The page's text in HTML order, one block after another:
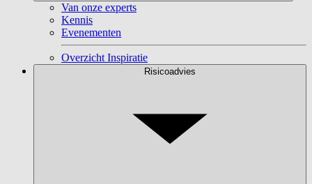
Van onze experts
Kennis
Evenementen
Overzicht Inspiratie
Risicoadvies